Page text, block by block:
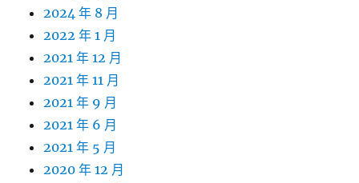
2024 年 8 月
2022 年 1 月
2021 年 12 月
2021 年 11 月
2021 年 9 月
2021 年 6 月
2021 年 5 月
2020 年 12 月